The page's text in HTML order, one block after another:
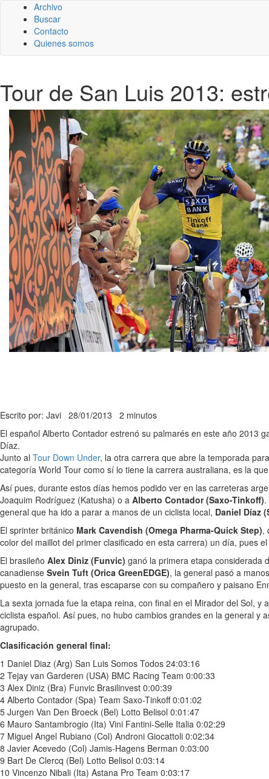
Archivo
Buscar
Contacto
Quienes somos
Tour de San Luis 2013:
Escrito por: Javi 28/01/2013 2 minutos
El español Alberto Contador estrenó su palmarés en este año 2013
Díaz.
Junto al Tour Down Under, la otra carrera que abre la temporada
categoría World Tour como sí lo tiene la carrera australiana, es la
Así pues, durante estos días hemos podido ver en las carreteras
Joaquim Rodríguez (Katusha) o a Alberto Contador (Saxo-Tinkoff)
general que ha ido a parar a manos de un ciclista local, Daniel Díaz
El sprinter británico Mark Cavendish (Omega Pharma-Quick Step),
color del maillot del primer clasificado en esta carrera) un día, pues
El brasileño Alex Diniz (Funvic) ganó la primera etapa considerada
canadiense Svein Tuft (Orica GreenEDGE), la general pasó a
puesto en la general, tras escaparse con su compañero y paisano
La sexta jornada fue la etapa reina, con final en el Mirador del Sol,
ciclista español. Así pues, no hubo cambios grandes en la general y
agrupado.
Clasificación general final:
1 Daniel Diaz (Arg) San Luis Somos Todos 24:03:16
2 Tejay van Garderen (USA) BMC Racing Team 0:00:33
3 Alex Diniz (Bra) Funvic Brasilinvest 0:00:39
4 Alberto Contador (Spa) Team Saxo-Tinkoff 0:01:02
5 Jurgen Van Den Broeck (Bel) Lotto Belisol 0:01:47
6 Mauro Santambrogio (Ita) Vini Fantini-Selle Italia 0:02:29
7 Miguel Angel Rubiano (Col) Androni Giocattoli 0:02:34
8 Javier Acevedo (Col) Jamis-Hagens Berman 0:03:00
9 Bart De Clercq (Bel) Lotto Belisol 0:03:14
10 Vincenzo Nibali (Ita) Astana Pro Team 0:03:17